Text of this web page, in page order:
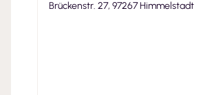
Brückenstr. 27, 97267 Himmelstadt